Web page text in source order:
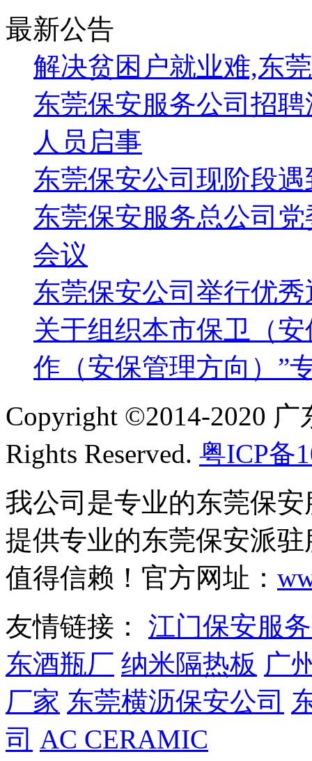
空间；三是内部选送 专业人才到外地工作，在现有本地保 安
予高收入和高待遇；四是倡导 队员自主参加各类培训，取证
做好宣传是拓展异地保安人防市场的助推器
拓展异地保安人防市场，宣传尤其重要。通过加大宣传力度
优势 进行宣传，可以在准备拓展异地保安 人防业务城市的
闻媒体加大宣传力度和延长宣传时间，对保安队伍 里发生的
身、高速路旁、主要企业 集中区域等地段；四是借助社会口
是借助已有的客户单位的影响力，通 过这些客户单位进行宣传
建立风险防范体系是开展异地保安人防业务的保障
异地保安人防业务在风险管理中，风险系数较高。如何规范
重要环节：
一是在异地保安人防服务中，必须规范劳务用工体制。在国
按照行业标准为岗位性质特殊的保安 员缴纳一定保额的商业
安员在遭遇困难或患大病时能有组织可依靠， 让保安员对保
风险客户，除在合同条款上要规避风险外，对必须承担的风
险单位建立合作关系，将风险进行一定程度的转嫁。
最新公告
解决贫困户就业难,东
东莞保安服务公司招
人员启事
东莞保安公司现阶段
东莞保安服务总公司
会议
东莞保安公司举行优
关于组织本市保卫（
作（安保管理方向）”
Copyright ©2014-2020
Rights Reserved. 粤ICP备
我公司是专业的东莞保
提供专业的东莞保安派
值得信赖！官方网址：
友情链接： 江门保安服
东酒瓶厂 纳米隔热板 广
厂家 东莞横沥保安公司
司 AC CERAMIC